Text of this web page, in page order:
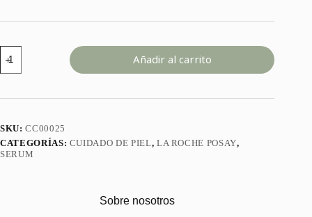
C10
SERUM
ROCHE
ML
cantidad
Añadir al carrito
SKU:CC00025
CATEGORÍAS: CUIDADO DE PIEL, LA ROCHE POSAY,
SERUM
Sobre nosotros